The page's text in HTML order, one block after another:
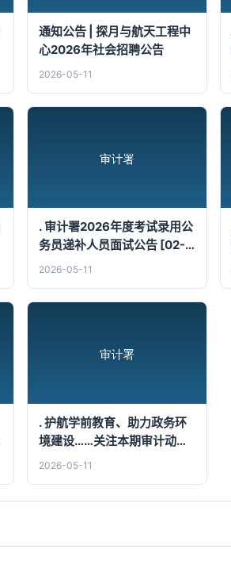
通知公告 | 探月与航天工程中
心2026年社会招聘公告
2026-05-11
. 审计署2026年度考试录用公
务员递补人员面试公告 [02-
05]
2026-05-11
. 护航学前教育、助力政务环
境建设……关注本期审计动态
[05-06]
2026-05-11